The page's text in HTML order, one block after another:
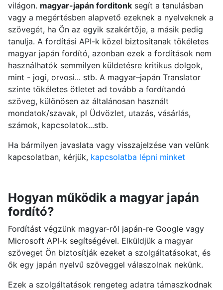
világon. magyar-japán forditonksegít a tanulásban
vagy a megértésben alapvető ezeknek a nyelveknek a
szövegét, ha Ön az egyik szakértője, a másik pedig
tanulja. A fordítási API-k közel biztosítanak tökéletes
magyar japán fordító, azonban ezek a fordítások nem
használhatók semmilyen küldetésre kritikus dolgok,
mint - jogi, orvosi... stb. A magyar–japán Translator
szinte tökéletes ötletet ad tovább a fordítandó
szöveg, különösen az általánosan használt
mondatok/szavak, pl Üdvözlet, utazás, vásárlás,
számok, kapcsolatok...stb.
Ha bármilyen javaslata vagy visszajelzése van velünk
kapcsolatban, kérjük, kapcsolatba lépni minket
Hogyan működik a magyar japán
fordító?
Fordítást végzünk magyar-ről japán-re Google vagy
Microsoft API-k segítségével. Elküldjük a magyar
szöveget Ön biztosítják ezeket a szolgáltatásokat, és
ők egy japán nyelvű szöveggel válaszolnak nekünk.
Ezek a szolgáltatások rengeteg adatra támaszkodnak